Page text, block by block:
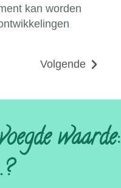
kan worden
Volgende
waarde: